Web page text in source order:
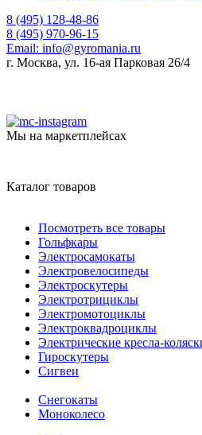
8 (495) 128-48-86
8 (495) 970-96-15
Email: info@gyromania.ru
г. Москва, ул. 16-ая Парковая 26/4
Мы на маркетплейсах
Каталог товаров
Посмотреть все товары
Гольфкары
Электросамокаты
Электровелосипеды
Электроскутеры
Электротрициклы
Электромотоциклы
Электроквадроциклы
Электрические кресла-
Гироскутеры
Сигвеи
Снегокаты
Моноколесо